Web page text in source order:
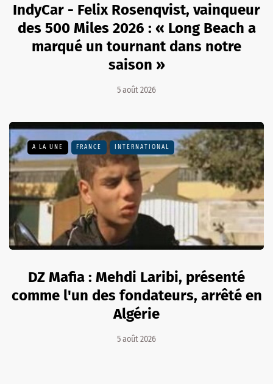
IndyCar - Felix Rosenqvist, vainqueur
des 500 Miles 2026 : « Long Beach a
marqué un tournant dans notre
saison »
5 août 2026
A LA UNE FRANCE INTERNATIONAL
DZ Mafia : Mehdi Laribi, présenté
comme l'un des fondateurs, arrêté en
Algérie
5 août 2026